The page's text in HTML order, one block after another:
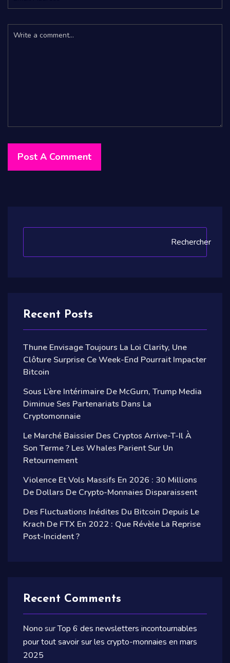
Rechercher
Recent Posts
Thune Envisage Toujours La Loi Clarity, Une
Clôture Surprise Ce Week-End Pourrait Impacter
Bitcoin
Sous L’ère Intérimaire De McGurn, Trump Media
Diminue Ses Partenariats Dans La
Cryptomonnaie
Le Marché Baissier Des Cryptos Arrive-T-Il À
Son Terme ? Les Whales Parient Sur Un
Retournement
Violence Et Vols Massifs En 2026 : 30 Millions
De Dollars De Crypto-Monnaies Disparaissent
Des Fluctuations Inédites Du Bitcoin Depuis Le
Krach De FTX En 2022 : Que Révèle La Reprise
Post-Incident ?
Recent Comments
NonosurTop 6 des newsletters incontournables
pour tout savoir sur les crypto-monnaies en mars
2025